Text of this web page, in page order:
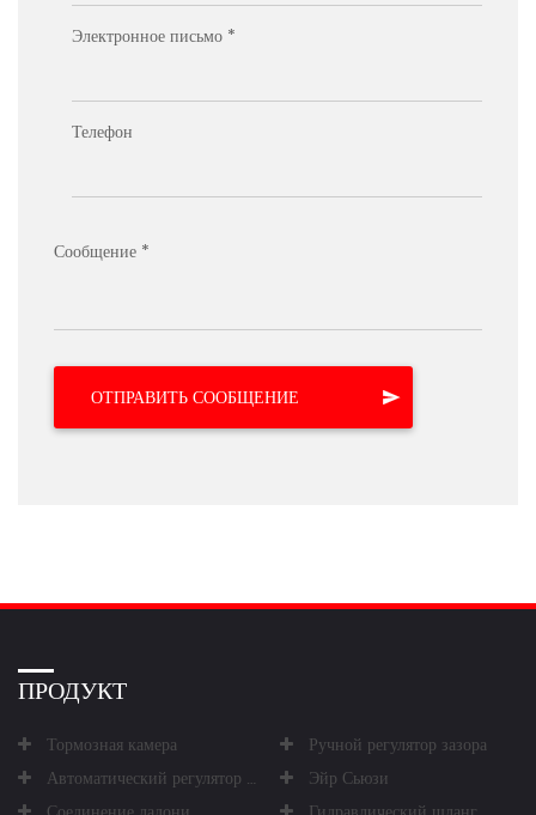
Электронное письмо *
Телефон
Сообщение *
ПРОДУКТ
Тормозная камера
Ручной регулятор зазора
Автоматический регулятор зазора
Эйр Сьюзи